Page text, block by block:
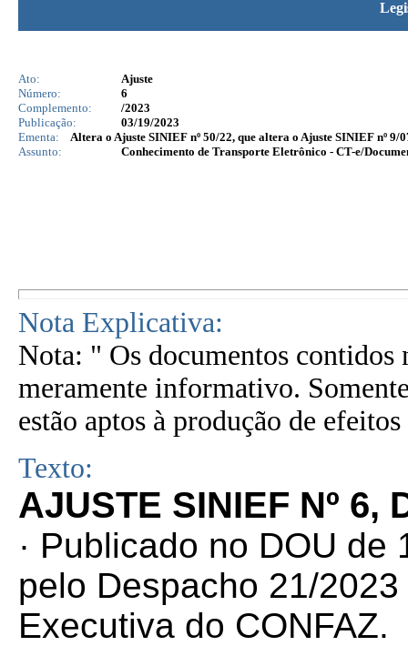
Ato:
Ajuste
Número:
6
Complemento:
/2023
Publicação:
03/19/2023
Ementa:
Altera o Ajuste SINIEF nº 50/22, que altera o Ajuste SINIEF nº 9/
Assunto:
Conhecimento de Transporte Eletrônico - CT-e/
Nota Explicativa:
Nota: " Os documentos contidos
meramente informativo.
estão aptos à produção de
Texto:
AJUSTE SINIEF Nº 6,
· Publicado no DOU
pelo Despacho 21/
Executiva do CONFAZ.